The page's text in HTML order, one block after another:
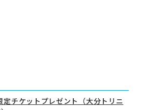
定チケットプレゼント（大分トリニ